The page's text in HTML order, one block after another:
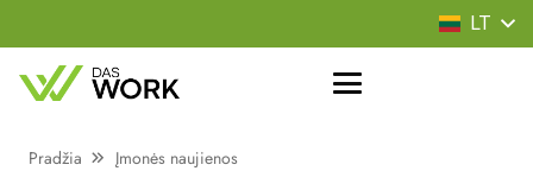
LT
Pradžia Įmonės naujienos